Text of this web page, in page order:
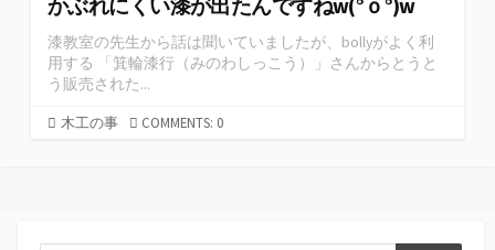
漆教室の先生から話は聞いていましたが、bollyがよく利
用する 「箕輪漆行（みのわしっこう）」さんからとうと
う販売された...
木工の事 COMMENTS: 0